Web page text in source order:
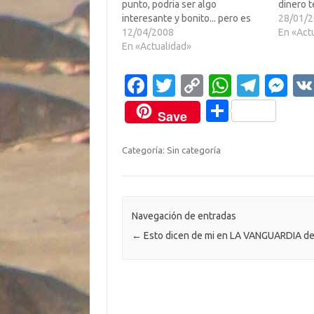
punto, podria ser algo
interesante y bonito... pero es
que son todos unos timadores.
Te descargas una musica, pero
y pagar X al mes, por nada. Pues
eso…
12/04/2008
En «Actualidad»
dinero
alguno
ciertas
por
28/01/
En
Fa
c
e
b
k
T
w
it
te
C
o
p
y
k
W
h
at
p
T
el
e
M
Save
C
ti
r
Categoría: Sin categoría
Navegación de entradas
← Esto dicen de mi en LA VANGUARDIA